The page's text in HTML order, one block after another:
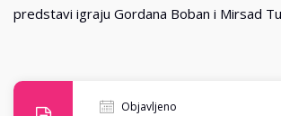
predstavi igraju Gordana Boban i Mirsad
Objavljeno